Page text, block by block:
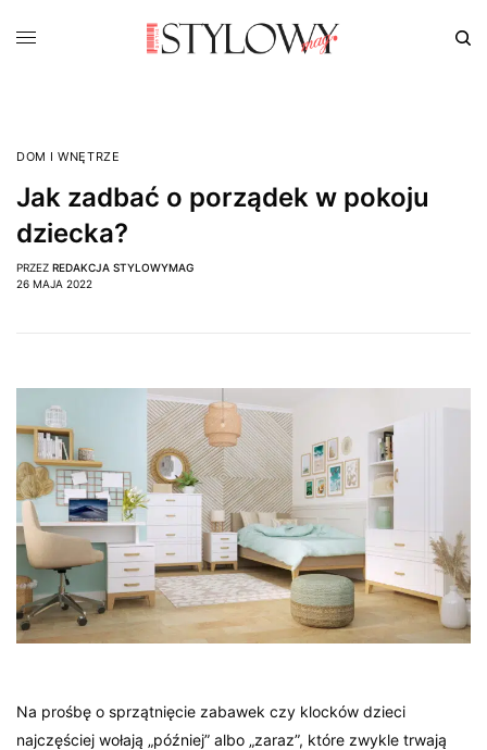
DOM I WNĘTRZE
Jak zadbać o porządek w pokoju
dziecka?
PRZEZ REDAKCJA STYLOWYMAG
26 MAJA 2022
Na prośbę o sprzątnięcie zabawek czy klocków dzieci
najczęściej wołają „później” albo „zaraz”, które zwykle trwają